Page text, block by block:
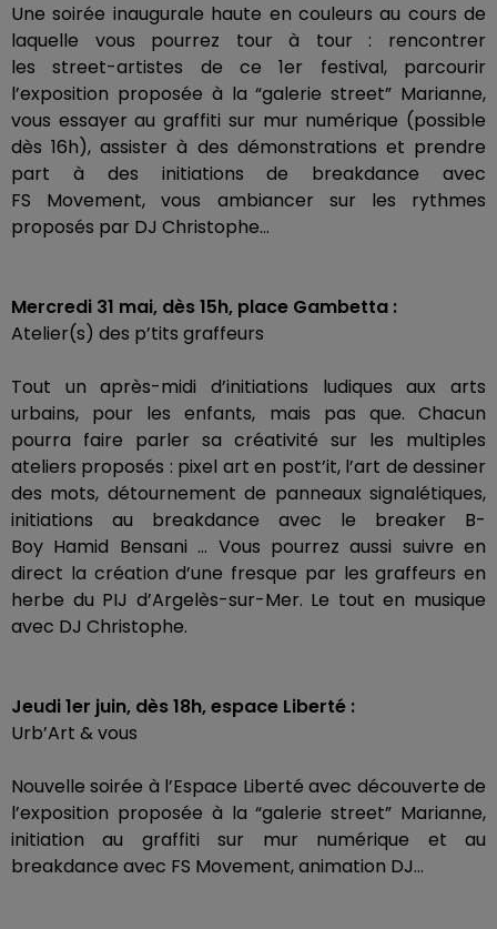
Une soirée inaugurale haute en couleurs au cours de
laquelle vous pourrez tour à tour : rencontrer
lesstreet-artistes de ce 1er festival, parcourir
l’exposition proposée à la “galeriestreet” Marianne,
vous essayer au graffiti sur mur numérique (possible
dès16h), assister à des démonstrations et prendre
part à des initiations de breakdance avec
FS Movement, vous ambiancer sur les rythmes
proposés par DJ Christophe…
Mercredi 31 mai, dès15h, place Gambetta :
Atelier(s) des p’tits graffeurs
Tout un après-midi d’initiations ludiques aux arts
urbains, pour les enfants, mais pas que. Chacun
pourra faire parler sa créativité sur les multiples
ateliers proposés : pixel art en post’it, l’art de dessiner
des mots, détournement de panneaux signalétiques,
initiations au breakdance avec le breaker
B-
Boy Hamid Bensani … Vous pourrez aussi suivre en
direct la création d’une fresque par lesgraffeurs en
herbe du PIJ d’Argelès-sur-Mer. Le tout en musique
avec DJ Christophe.
Jeudi 1er juin, dès18h, espace Liberté :
Urb’Art & vous
Nouvelle soirée à l’Espace Liberté avec découverte de
l’exposition proposée à la “galeriestreet” Marianne,
initiation au graffiti sur mur numérique et au
breakdance avec FS Movement, animation DJ…